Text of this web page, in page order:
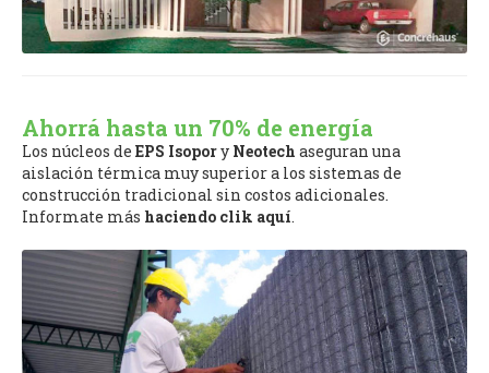
Ahorrá hasta un 70% de energía
Los núcleos de EPS Isopory Neotech aseguran una
aislación térmica muy superior a los sistemas de
construcción tradicional sin costos adicionales.
Informate más haciendo clik aquí.